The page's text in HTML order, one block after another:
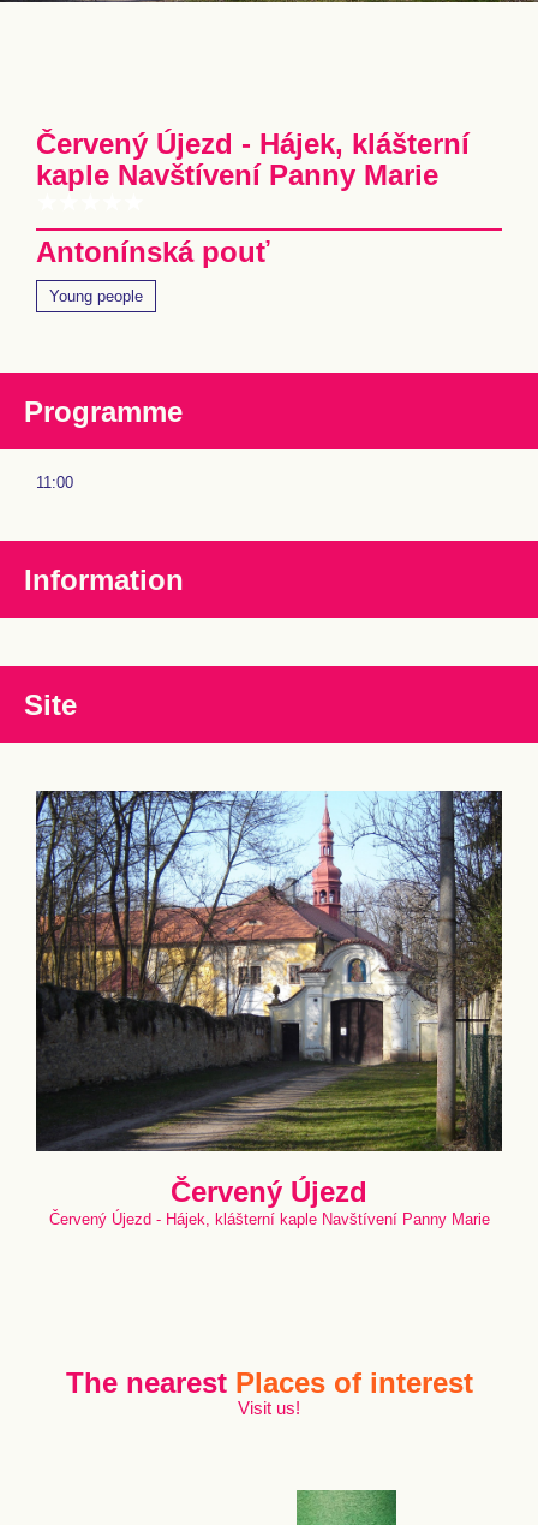
Červený Újezd - Hájek, klášterní
kaple Navštívení Panny Marie
Antonínská pouť
Young people
Programme
11:00
Information
Site
Červený Újezd
Červený Újezd - Hájek, klášterní kaple Navštívení Panny Marie
The nearest Places of interest
Visit us!